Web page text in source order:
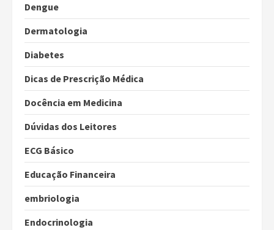
Dengue
Dermatologia
Diabetes
Dicas de Prescrição Médica
Docência em Medicina
Dúvidas dos Leitores
ECG Básico
Educação Financeira
embriologia
Endocrinologia